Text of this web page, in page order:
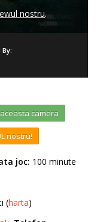
nostru.
camera
nostru!
joc: 100 minute
(harta)